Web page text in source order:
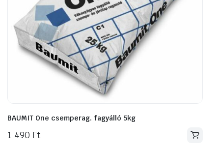
BAUMIT One csemperag. fagyálló 5kg
1 490 Ft